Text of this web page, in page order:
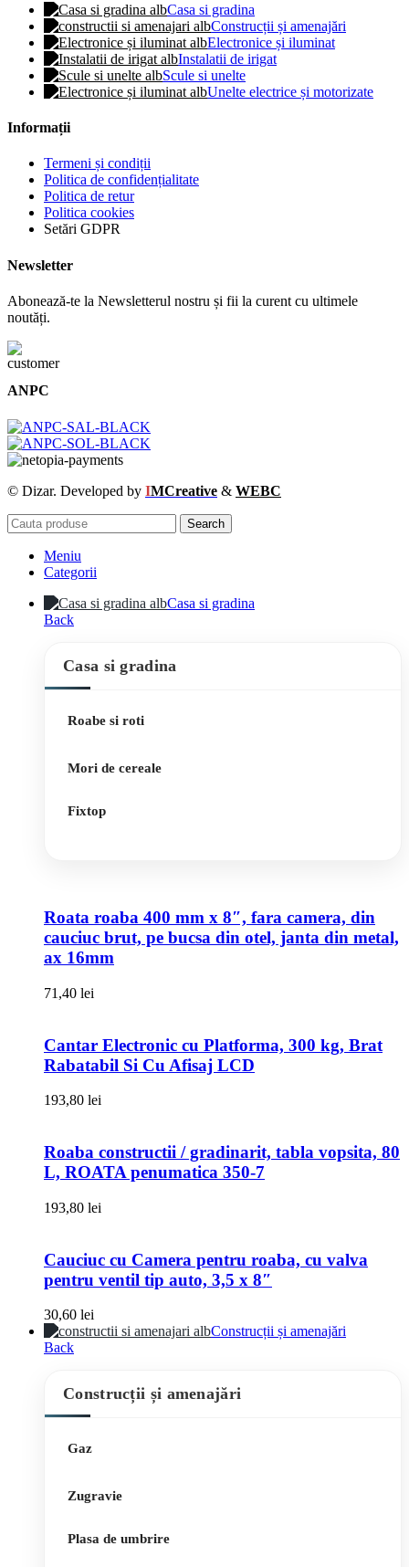
Casa si gradina
Construcții și amenajări
Electronice și iluminat
Instalatii de irigat
Scule si unelte
Unelte electrice și motorizate
Informații
Termeni și condiții
Politica de confidențialitate
Politica de retur
Politica cookies
Setări GDPR
Newsletter
Abonează-te la Newsletterul nostru și fii la curent cu ultimele
noutăți.
ANPC
© Dizar. Developed by IMCreative & WEBC
Search
Meniu
Categorii
Casa si gradina
Back
Casa si gradina
Roabe si roti
Mori de cereale
Fixtop
Roata roaba 400 mm x 8″, fara camera, din
cauciuc brut, pe bucsa din otel, janta din metal,
ax 16mm
71,40 lei
Cantar Electronic cu Platforma, 300 kg, Brat
Rabatabil Si Cu Afisaj LCD
193,80 lei
Roaba constructii / gradinarit, tabla vopsita, 80
L, ROATA penumatica 350-7
193,80 lei
Cauciuc cu Camera pentru roaba, cu valva
pentru ventil tip auto, 3,5 x 8″
30,60 lei
Construcții și amenajări
Back
Construcții și amenajări
Gaz
Zugravie
Plasa de umbrire